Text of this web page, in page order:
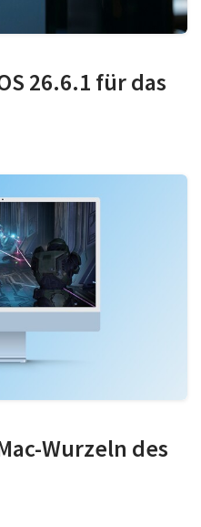
26.6.1 für das
Wurzeln des